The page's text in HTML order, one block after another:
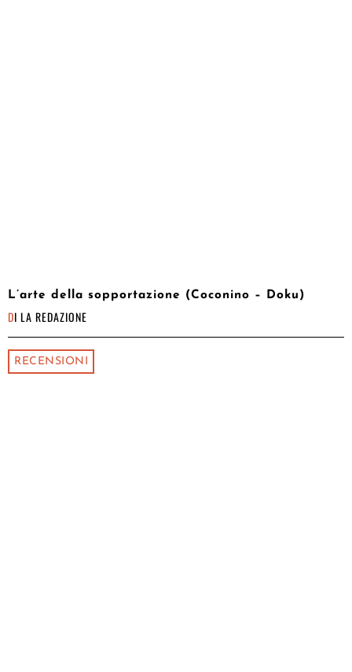
L’arte della sopportazione (Coconino – Doku)
DI LA REDAZIONE
RECENSIONI